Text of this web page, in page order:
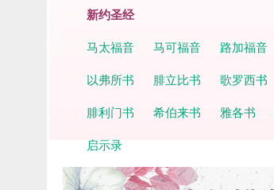
新约圣经
马太福音 马可福音 路加福音
以弗所书
腓立比书 歌罗西书
腓利门书
希伯来书 雅各书
启示录